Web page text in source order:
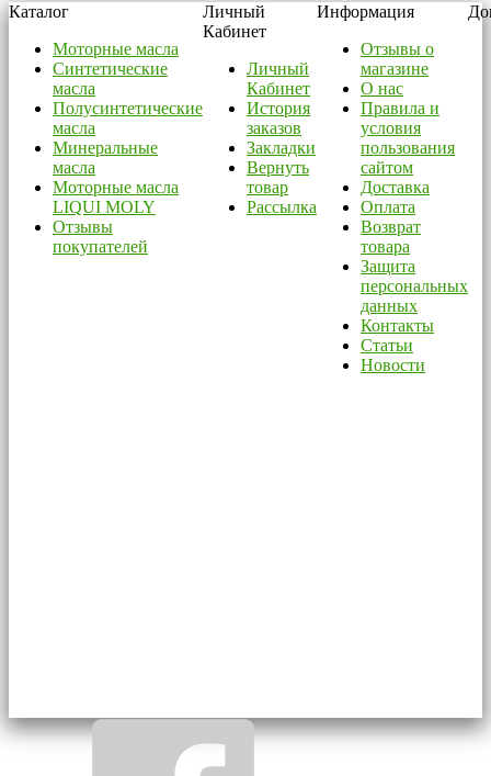
Каталог
Моторные масла
Синтетические
масла
Полусинтетические
масла
Минеральные
масла
Моторные масла
LIQUI MOLY
Отзывы
покупателей
Личный
Кабинет
Личный
Кабинет
История
заказов
Закладки
Вернуть
товар
Рассылка
Информация
Отзывы о
магазине
О нас
Правила и
условия
пользования
сайтом
Доставка
Оплата
Возврат
товара
Защита
персональных
данных
Контакты
Статьи
Новости